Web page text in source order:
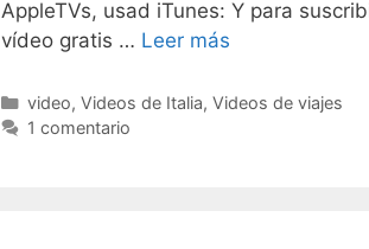
AppleTVs, usad iTunes: Y para
vídeo gratis … Leer más
Categorías
video, Videos de Italia, Videos de viajes
1 comentario